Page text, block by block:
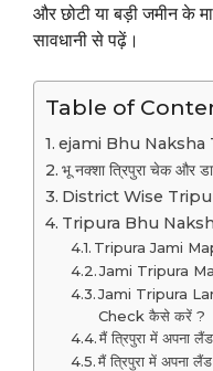
और छोटी या बड़ी जमीन के
सावधानी से पढ़ें।
Table of
ejami Bhu Naksha
भू नक्शा त्रिपुरा चेक और
District Wise
Tripura Bhu
Tripura Jami
Jami Tripura
Jami Tripura
Check कैसे करें ?
मैं त्रिपुरा में अपना
मैं त्रिपुरा में अपना